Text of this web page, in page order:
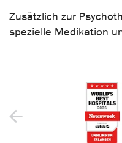
Zusätzlich zur
spezielle Medikation